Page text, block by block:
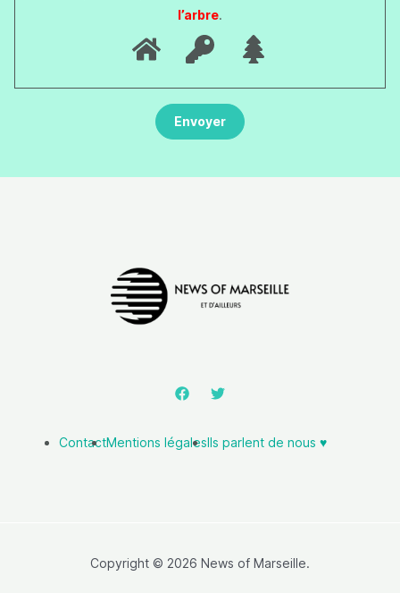
l’arbre.
ContactMentions légalesIls parlent de nous ♥️
Copyright © 2026 News of Marseille.